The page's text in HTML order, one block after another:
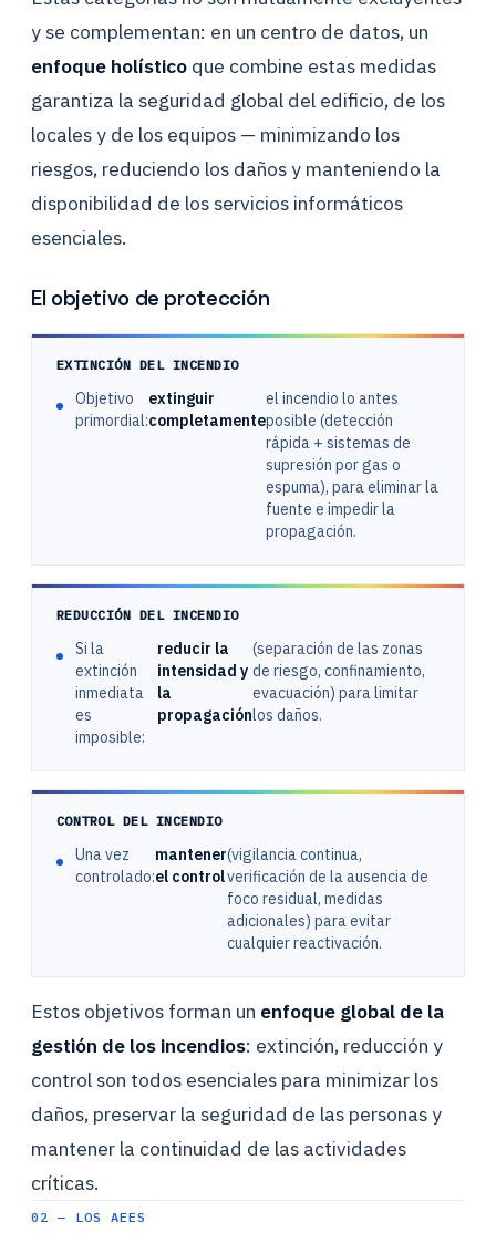
y se complementan: en un centro de datos, un
enfoque holístico que combine estas medidas
garantiza la seguridad global del edificio, de los
locales y de los equipos — minimizando los
riesgos, reduciendo los daños y manteniendo la
disponibilidad de los servicios informáticos
esenciales.
El objetivo de protección
EXTINCIÓN DEL INCENDIO
Objetivo
primordial:
extinguir
completamente
el incendio lo antes
posible (detección
rápida + sistemas de
supresión por gas o
espuma), para eliminar la
fuente e impedir la
propagación.
REDUCCIÓN DEL INCENDIO
Si la
extinción
inmediata
es
imposible:
reducir la
intensidad y
la
propagación
(separación de las zonas
de riesgo, confinamiento,
evacuación) para limitar
los daños.
CONTROL DEL INCENDIO
Una vez
controlado:
mantener
el control
(vigilancia continua,
verificación de la ausencia de
foco residual, medidas
adicionales) para evitar
cualquier reactivación.
Estos objetivos forman un enfoque global de la
gestión de los incendios: extinción, reducción y
control son todos esenciales para minimizar los
daños, preservar la seguridad de las personas y
mantener la continuidad de las actividades
críticas.
02 — LOS AEES